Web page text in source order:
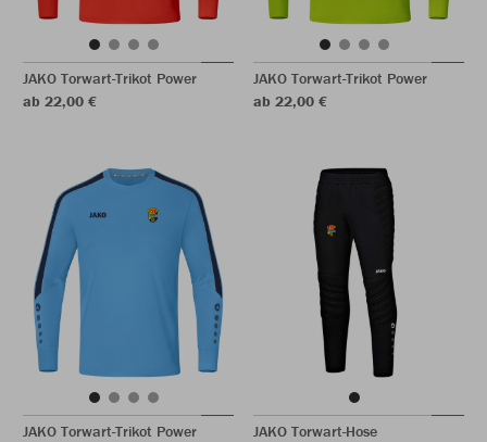
JAKO Torwart-Trikot Power
ab 22,00 €
JAKO Torwart-Trikot Power
ab 22,00 €
JAKO Torwart-Trikot Power
JAKO Torwart-Hose